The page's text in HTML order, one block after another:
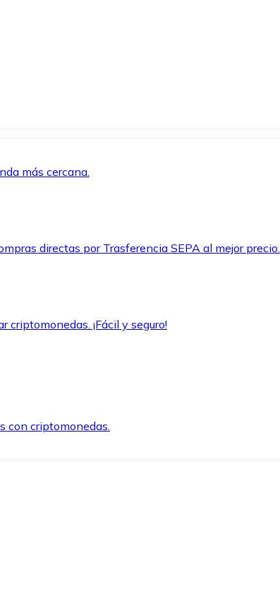
más cercana.
directas por Trasferencia SEPA al mejor precio.
¡Fácil y seguro!
con criptomonedas.
de pago.